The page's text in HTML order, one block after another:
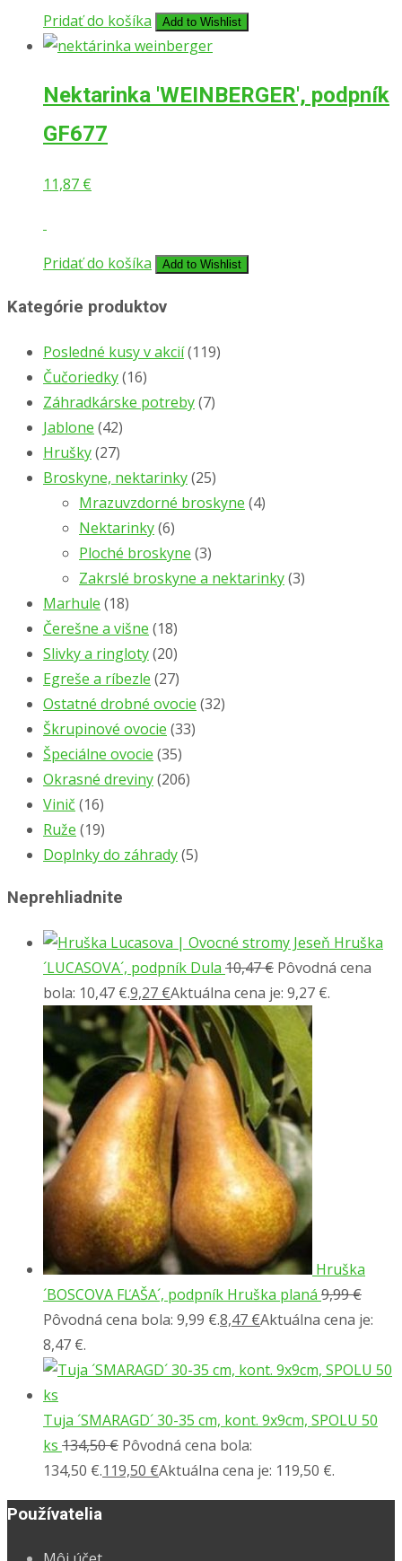
Pridať do košíka Add to Wishlist
Nektarinka ′WEINBERGER′, podpník
GF677
11,87 €
Pridať do košíka Add to Wishlist
Kategórie produktov
Posledné kusy v akcií(119)
Čučoriedky(16)
Záhradkárske potreby(7)
Jablone (42)
Hrušky(27)
Broskyne, nektarinky(25)
Mrazuvzdorné broskyne (4)
Nektarinky(6)
Ploché broskyne (3)
Zakrslé broskyne a nektarinky(3)
Marhule (18)
Čerešne a višne (18)
Slivky a ringloty(20)
Egreše a ríbezle (27)
Ostatné drobné ovocie (32)
Škrupinové ovocie (33)
Špeciálne ovocie (35)
Okrasné dreviny(206)
Vinič (16)
Ruže (19)
Doplnky do záhrady(5)
Neprehliadnite
Hruška
´LUCASOVA´, podpník Dula 10,47€ Pôvodná cena
bola: 10,47 €.9,27 €Aktuálna cena je: 9,27 €.
Hruška
´BOSCOVA FĽAŠA´, podpník Hruška planá 9,99€
Pôvodná cena bola: 9,99 €.8,47 €Aktuálna cena je:
8,47 €.
Tuja ´SMARAGD´ 30-35 cm, kont. 9x9cm, SPOLU 50
ks 134,50€ Pôvodná cena bola:
134,50 €.119,50 €Aktuálna cena je: 119,50 €.
Používatelia